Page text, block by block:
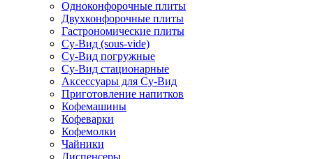
Одноконфорочные плиты
Двухконфорочные плиты
Гастрономические плиты
Су-Вид (sous-vide)
Су-Вид погружные
Су-Вид стационарные
Аксессуары для Су-Вид
Приготовление напитков
Кофемашины
Кофеварки
Кофемолки
Чайники
Диспенсеры